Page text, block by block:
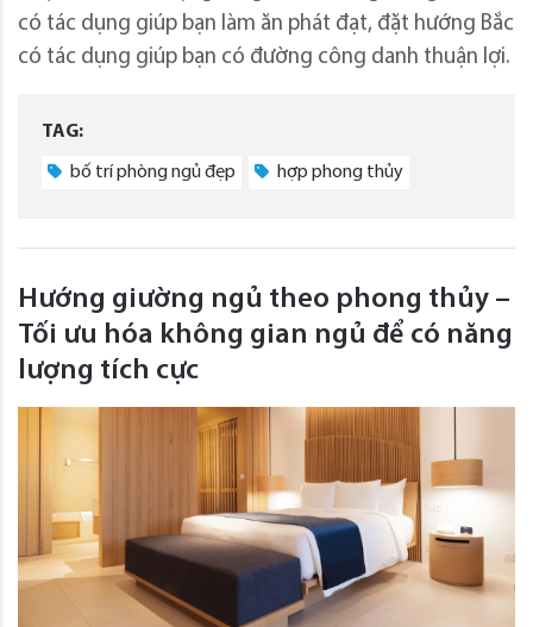
có tác dụng giúp bạn làm ăn phát đạt, đặt hướng Bắc
có tác dụng giúp bạn có đường công danh thuận lợi.
TAG:
bố trí phòng ngủ đẹp hợp phong thủy
Hướng giường ngủ theo phong thủy –
Tối ưu hóa không gian ngủ để có năng
lượng tích cực